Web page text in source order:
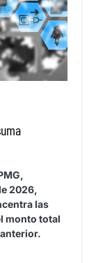
2026,
las
monto total